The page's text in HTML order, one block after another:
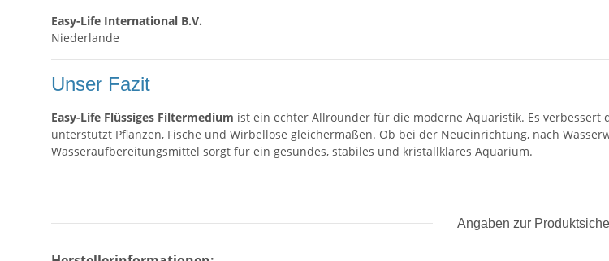
Easy-Life International B.V.
Niederlande
Unser Fazit
Easy-Life Flüssiges Filtermedium ist ein echter Allrounder für die moderne Aquaristik. Es
unterstützt Pflanzen, Fische und Wirbellose gleichermaßen. Ob bei der Neueinrichtung, nach
Wasseraufbereitungsmittel sorgt für ein gesundes, stabiles und kristallklares Aquarium.
Angaben zur